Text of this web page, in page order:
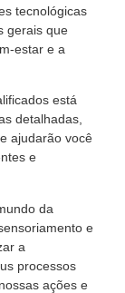
tecnológicas
gerais que
estar e a
está
detalhadas,
ajudarão você
e
da
e
a
processos
ações e